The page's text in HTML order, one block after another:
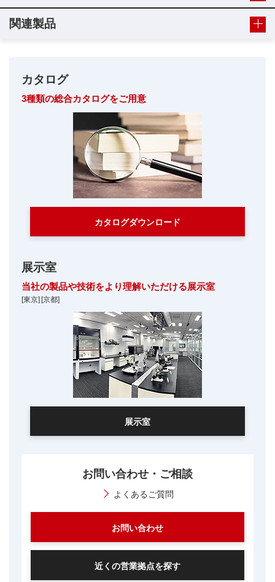
関連製品
カタログ
3種類の総合カタログをご用意
カタログダウンロード
展示室
当社の製品や技術をより理解いただける展示室
[東京] [京都]
展示室
お問い合わせ・ご相談
よくあるご質問
お問い合わせ
近くの営業拠点を探す